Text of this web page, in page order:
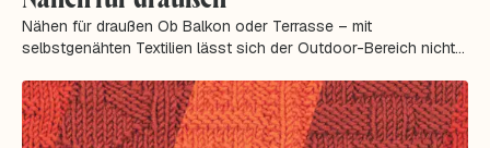
Nähen für draußen Ob Balkon oder Terrasse – mit
selbstgenähten Textilien lässt sich der Outdoor-Bereich nicht